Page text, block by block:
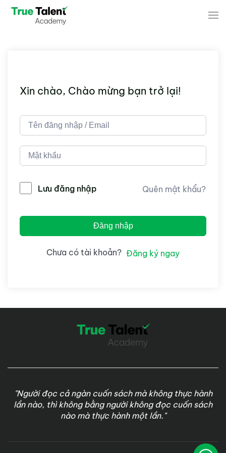
Xin chào, Chào mừng bạn trở lại!
Lưu đăng nhập Quên mật khẩu?
Đăng nhập
Chưa có tài khoản? Đăng ký ngay
"Người đọc cả ngàn cuốn sách mà không thực hành
lần nào, thì không bằng người không đọc cuốn sách
nào mà thực hành một lần."